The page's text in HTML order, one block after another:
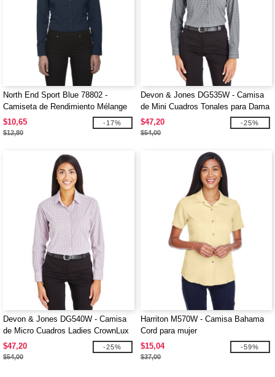
North End Sport Blue 78802 -
Camiseta de Rendimiento Mélange
para Damas
$10,65
$12,80
-17%
Devon & Jones DG535W - Camisa
de Mini Cuadros Tonales para Dama
CrownLux Performance
$47,20
$54,00
-25%
Devon & Jones DG540W - Camisa
de Micro Cuadros Ladies CrownLux
Performance
$47,20
$54,00
-25%
Harriton M570W - Camisa Bahama
Cord para mujer
$15,04
$37,00
-59%